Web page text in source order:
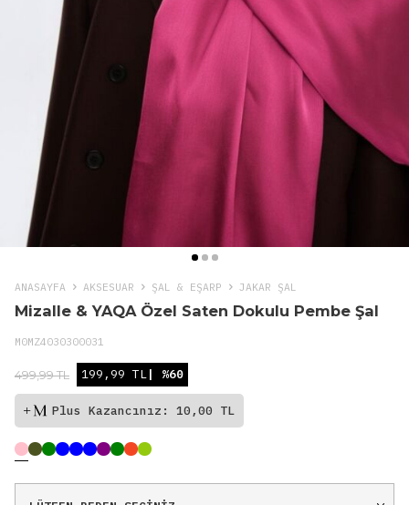
ANASAYFA AKSESUAR ŞAL & EŞARP JAKAR ŞAL
Mizalle & YAQA Özel Saten Dokulu Pembe Şal
M0MZ4030300031
499,99 TL 199,99 TL| %60
Plus Kazancınız: 10,00 TL